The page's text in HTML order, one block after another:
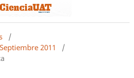
/
2011
/